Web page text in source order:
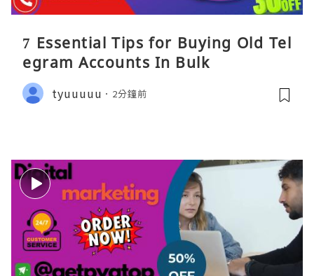
7 Essential Tips for Buying Old Tel
egram Accounts In Bulk
tyuuuuu 2分鐘前